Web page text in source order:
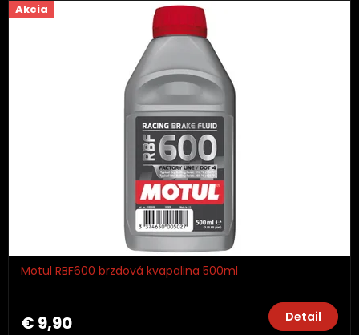
Akcia
Motul RBF600 brzdová kvapalina 500ml
€ 9,90 Detail